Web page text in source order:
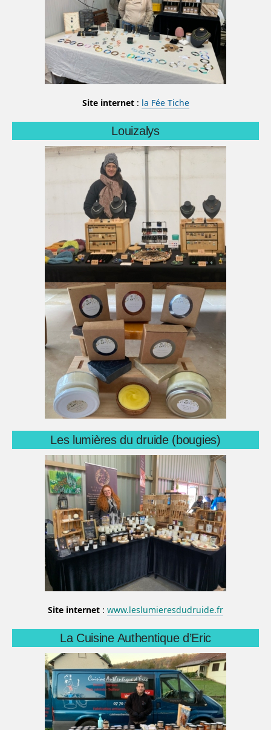
Site internet: la Fée Tiche
Louizalys
Les lumières du druide (bougies)
Site internet : www.leslumieresdudruide.fr
La Cuisine Authentique d’Eric